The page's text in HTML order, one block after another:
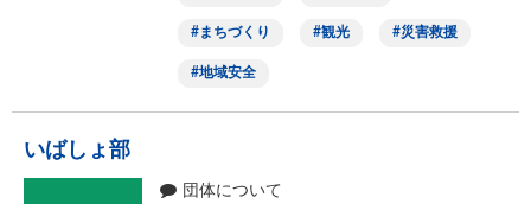
まちづくり 観光 災害救援
地域安全
いばしょ部
団体について